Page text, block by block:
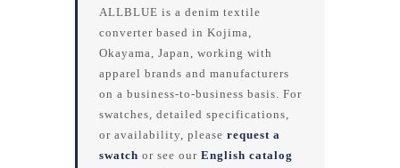
ALLBLUE is a denim textile
converter based in Kojima,
Okayama, Japan, working with
apparel brands and manufacturers
on a business-to-business basis. For
swatches, detailed specifications,
or availability, please request a
swatch or see our English catalog